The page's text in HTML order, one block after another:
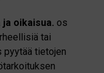
oikaisua. os
tai
tietojen